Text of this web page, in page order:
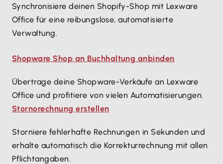
Synchronisiere deinen Shopify-Shop mit Lexware
Office für eine reibungslose, automatisierte
Verwaltung.
Shopware Shop an Buchhaltung anbinden
Übertrage deine Shopware-Verkäufe an Lexware
Office und profitiere von vielen Automatisierungen.
Stornorechnung erstellen
Storniere fehlerhafte Rechnungen in Sekunden und
erhalte automatisch die Korrekturrechnung mit allen
Pflichtangaben.